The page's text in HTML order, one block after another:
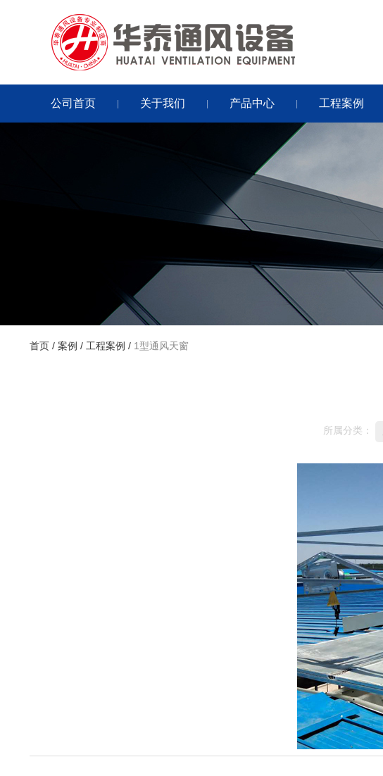
公司首页 | 关于我们 | 产品中心 | 工程案例
首页 / 案例 / 工程案例 / 1型通风天窗
所属分类：